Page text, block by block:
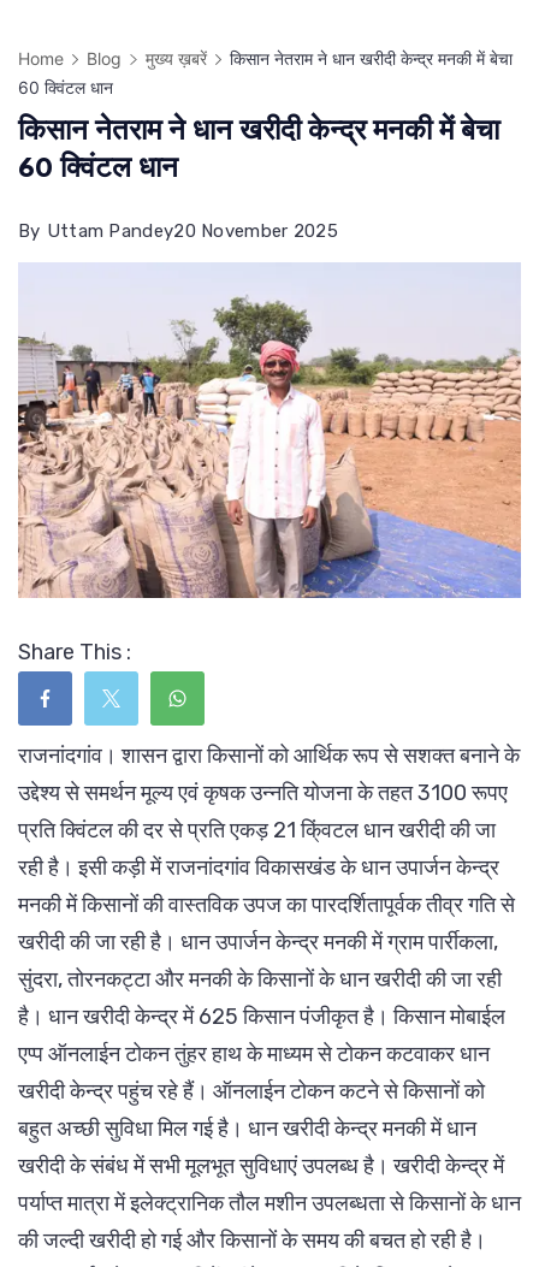
Home Blog मुख्य ख़बरें
किसान नेतराम ने धान खरीदी केन्द्र मनकी में बेचा
60 क्विंटल धान
किसान नेतराम ने धान खरीदी केन्द्र मनकी में बेचा
60 क्विंटल धान
By Uttam Pandey20 November 2025
Share This :
राजनांदगांव। शासन द्वारा किसानों को आर्थिक रूप से सशक्त बनाने के
उद्देश्य से समर्थन मूल्य एवं कृषक उन्नति योजना के तहत 3100 रूपए
प्रति क्विंटल की दर से प्रति एकड़ 21 कि्ंवटल धान खरीदी की जा
रही है। इसी कड़ी में राजनांदगांव विकासखंड के धान उपार्जन केन्द्र
मनकी में किसानों की वास्तविक उपज का पारदर्शितापूर्वक तीव्र गति से
खरीदी की जा रही है। धान उपार्जन केन्द्र मनकी में ग्राम पार्रीकला,
सुंदरा, तोरनकट्टा और मनकी के किसानों के धान खरीदी की जा रही
है। धान खरीदी केन्द्र में 625 किसान पंजीकृत है। किसान मोबाईल
एप्प ऑनलाईन टोकन तुंहर हाथ के माध्यम से टोकन कटवाकर धान
खरीदी केन्द्र पहुंच रहे हैं। ऑनलाईन टोकन कटने से किसानों को
बहुत अच्छी सुविधा मिल गई है। धान खरीदी केन्द्र मनकी में धान
खरीदी के संबंध में सभी मूलभूत सुविधाएं उपलब्ध है। खरीदी केन्द्र में
पर्याप्त मात्रा में इलेक्ट्रानिक तौल मशीन उपलब्धता से किसानों के धान
की जल्दी खरीदी हो गई और किसानों के समय की बचत हो रही है।